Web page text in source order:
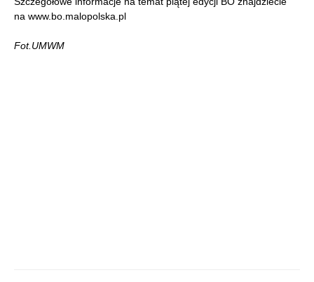
na www.bo.malopolska.pl
Fot.UMWM